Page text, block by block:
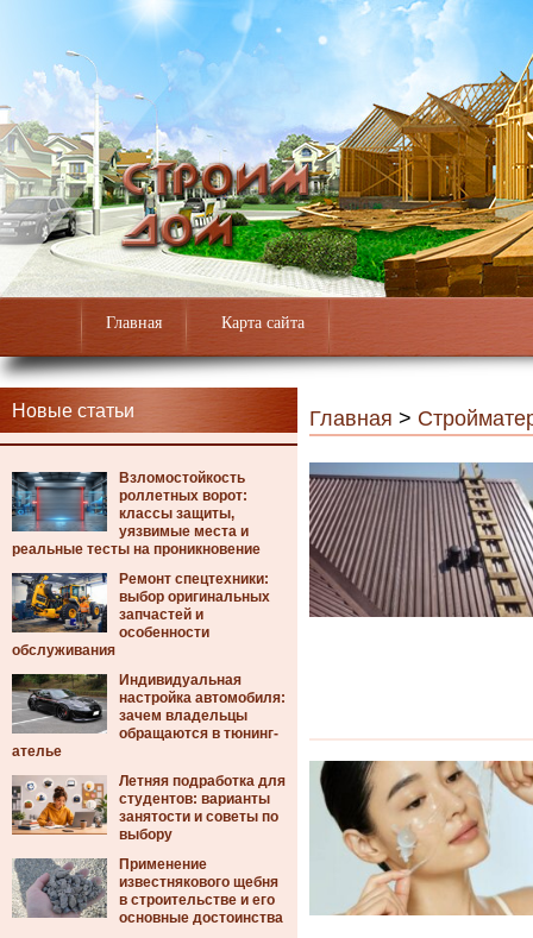
Главная Карта сайта
Новые статьи
Взломостойкость
роллетных ворот:
классы защиты,
уязвимые места и
реальные тесты на проникновение
Ремонт спецтехники:
выбор оригинальных
запчастей и
особенности
обслуживания
Индивидуальная
настройка автомобиля:
зачем владельцы
обращаются в тюнинг-
ателье
Летняя подработка для
студентов: варианты
занятости и советы по
выбору
Применение
известнякового щебня
в строительстве и его
основные достоинства
Главная >